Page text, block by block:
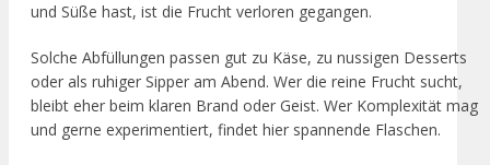
und Süße hast, ist die Frucht verloren gegangen.
Solche Abfüllungen passen gut zu Käse, zu nussigen Desserts
oder als ruhiger Sipper am Abend. Wer die reine Frucht sucht,
bleibt eher beim klaren Brand oder Geist. Wer Komplexität mag
und gerne experimentiert, findet hier spannende Flaschen.